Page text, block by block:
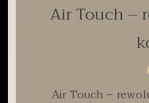
Air Touch –
Air Touch –